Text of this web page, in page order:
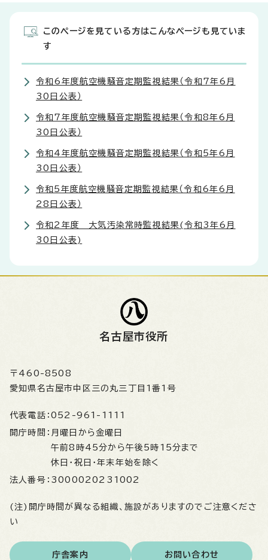
このページを見ている方はこんなページも見ていま
す
令和6年度航空機騒音定期監視結果（令和7年6月
30日公表）
令和7年度航空機騒音定期監視結果（令和8年6月
30日公表）
令和4年度航空機騒音定期監視結果（令和5年6月
30日公表）
令和5年度航空機騒音定期監視結果（令和6年6月
28日公表）
令和2年度 大気汚染常時監視結果(令和3年6月
30日公表)
名古屋市役所
〒460-8508
愛知県名古屋市中区三の丸三丁目1番1号
代表電話： 052-961-1111
開庁時間： 月曜日から金曜日
午前8時45分から午後5時15分まで
休日・祝日・年末年始を除く
法人番号： 3000020231002
(注)開庁時間が異なる組織、施設がありますのでご注意くださ
い
庁舎案内 お問い合わせ